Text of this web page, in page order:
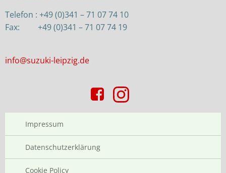
Telefon : +49 (0)341 – 71 07 74 10
Fax: +49 (0)341 – 71 07 74 19
info@suzuki-leipzig.de
Impressum
Datenschutzerklärung
Cookie Policy